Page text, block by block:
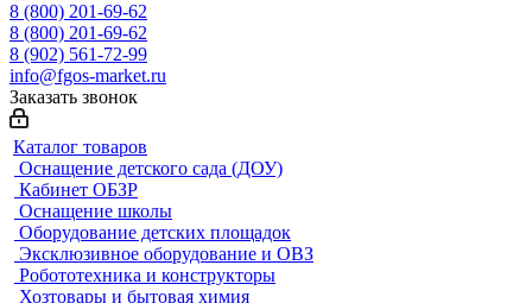
8 (800) 201-69-62
8 (800) 201-69-62
8 (902) 561-72-99
info@fgos-market.ru
Заказать звонок
Каталог товаров
Оснащение детского сада (ДОУ)
Кабинет ОБЗР
Оснащение школы
Оборудование детских площадок
Эксклюзивное оборудование и ОВЗ
Робототехника и конструкторы
Хозтовары и бытовая химия